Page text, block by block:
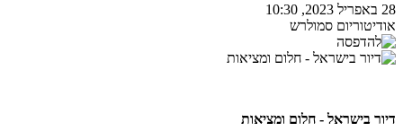
28 באפריל 2023, 10:30
אודיטוריום סמולרש
דיור בישראל - חלום ומציאות